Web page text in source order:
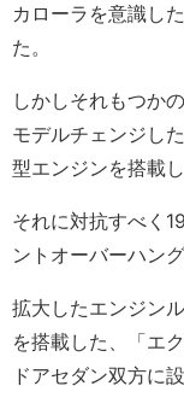
カローラを意識し
た。
しかしそれもつか
モデルチェンジし
型エンジンを搭載
それに対抗すべく
ントオーバーハン
拡大したエンジン
を搭載した、「エ
ドアセダン双方に